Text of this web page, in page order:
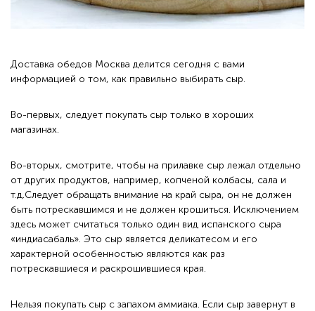
Доставка обедов Москва делится сегодня с вами
информацией о том, как правильно выбирать сыр.
Во-первых, следует покупать сыр только в хороших
магазинах.
Во-вторых, смотрите, чтобы на прилавке сыр лежал отдельно
от других продуктов, например, копченой колбасы, сала и
т.д.Следует обращать внимание на край сыра, он не должен
быть потрескавшимся и не должен крошиться. Исключением
здесь может считаться только один вид испанского сыра
«индиасабаль». Это сыр является деликатесом и его
характерной особенностью являются как раз
потрескавшиеся и раскрошившиеся края.
Нельзя покупать сыр с запахом аммиака. Если сыр завернут в